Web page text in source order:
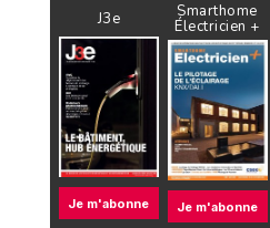
J3e
Je m'abonne
Smarthome
Électricien +
Je m'abonne